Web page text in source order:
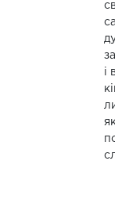
і